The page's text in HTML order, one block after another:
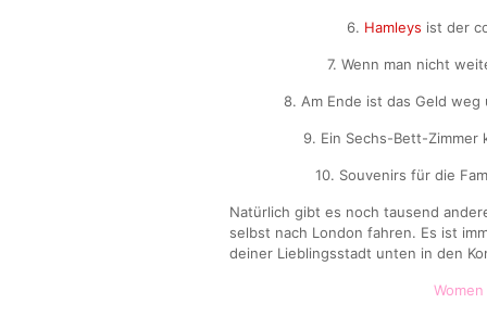
6. Hamleys ist der
7. Wenn man nicht
8. Am Ende ist das Geld
9. Ein Sechs-Bett-Zimmer
10. Souvenirs für die
Natürlich gibt es noch tausend
selbst nach London fahren. Es ist
deiner Lieblingsstadt unten in den